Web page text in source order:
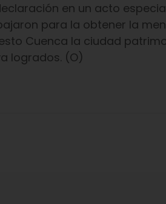
en un acto
para la obtener la
Cuenca la ciudad
logrados. (O)